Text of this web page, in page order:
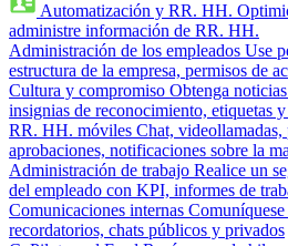
Automatización y RR. HH.
administre información de RR. HH.
Administración de los empleados Use
estructura de la empresa, permisos de
Cultura y compromiso Obtenga
insignias de reconocimiento, etiquetas
RR. HH. móviles Chat, videollamadas,
aprobaciones, notificaciones sobre la
Administración de trabajo Realice un
del empleado con KPI, informes de
Comunicaciones internas
recordatorios, chats públicos y privados